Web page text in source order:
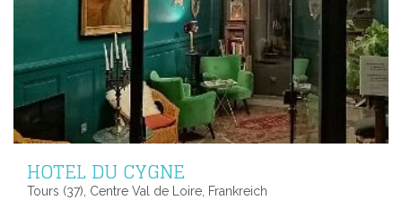
HOTEL DU CYGNE
Tours (37), Centre Val de Loire, Frankreich